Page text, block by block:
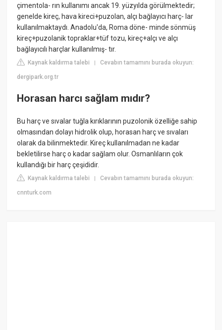
çimentola- rın kullanımı ancak 19. yüzyılda görülmektedir;
genelde kireç, hava kireci+puzolan, alçı bağlayıcı harç- lar
kullanılmaktaydı. Anadolu'da, Roma döne- minde sönmüş
kireç+puzolanik topraklar+tüf tozu, kireç+alçı ve alçı
bağlayıcılı harçlar kullanılmış- tır.
Kaynak kaldırma talebi |Cevabın tamamını burada okuyun:
dergipark.org.tr
Horasan harcı sağlam mıdır?
Bu harç ve sıvalar tuğla kırıklarının puzolonik özelliğe sahip
olmasından dolayı hidrolik olup, horasan harç ve sıvaları
olarak da bilinmektedir. Kireç kullanılmadan ne kadar
bekletilirse harç o kadar sağlam olur. Osmanlıların çok
kullandığı bir harç çeşididir.
Kaynak kaldırma talebi |Cevabın tamamını burada okuyun:
cnnturk.com